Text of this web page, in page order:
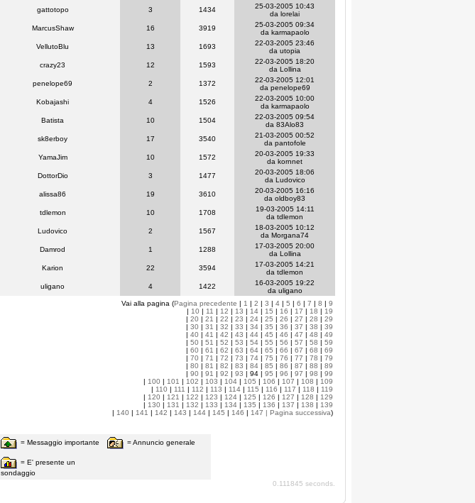
gattotopo 3 1434
25-03-2005 10:43
da lorelai
MarcusShaw 16 3919
25-03-2005 09:34
da karmapaolo
VellutoBlu 13 1693
22-03-2005 23:46
da utopia
crazy23 12 1593
22-03-2005 18:20
da Lollina
penelope69 2 1372
22-03-2005 12:01
da penelope69
Kobajashi 4 1526
22-03-2005 10:00
da karmapaolo
Batista 10 1504
22-03-2005 09:54
da 83Alo83
sk8erboy 17 3540
21-03-2005 00:52
da pantofole
YamaJim 10 1572
20-03-2005 19:33
da kornnet
DottorDio 3 1477
20-03-2005 18:06
da Ludovico
alissa86 19 3610
20-03-2005 16:16
da oldboy83
tdlemon 10 1708
19-03-2005 14:11
da tdlemon
Ludovico 2 1567
18-03-2005 10:12
da Morgana74
Damrod 1 1288
17-03-2005 20:00
da Lollina
Karion 22 3594
17-03-2005 14:21
da tdlemon
uligano 4 1422
16-03-2005 19:22
da uligano
Vai alla pagina (Pagina precedente | 1 | 2 | 3 | 4 | 5 | 6 | 7 | 8 | 9
| 10 | 11 | 12 | 13 | 14 | 15 | 16 | 17 | 18 | 19
| 20 | 21 | 22 | 23 | 24 | 25 | 26 | 27 | 28 | 29
| 30 | 31 | 32 | 33 | 34 | 35 | 36 | 37 | 38 | 39
| 40 | 41 | 42 | 43 | 44 | 45 | 46 | 47 | 48 | 49
| 50 | 51 | 52 | 53 | 54 | 55 | 56 | 57 | 58 | 59
| 60 | 61 | 62 | 63 | 64 | 65 | 66 | 67 | 68 | 69
| 70 | 71 | 72 | 73 | 74 | 75 | 76 | 77 | 78 | 79
| 80 | 81 | 82 | 83 | 84 | 85 | 86 | 87 | 88 | 89
| 90 | 91 | 92 | 93 | 94 | 95 | 96 | 97 | 98 | 99
| 100 | 101 | 102 | 103 | 104 | 105 | 106 | 107 | 108 | 109
| 110 | 111 | 112 | 113 | 114 | 115 | 116 | 117 | 118 | 119
| 120 | 121 | 122 | 123 | 124 | 125 | 126 | 127 | 128 | 129
| 130 | 131 | 132 | 133 | 134 | 135 | 136 | 137 | 138 | 139
| 140 | 141 | 142 | 143 | 144 | 145 | 146 | 147 | Pagina successiva)
= Messaggio importante
= E' presente un
sondaggio
= Annuncio generale
0.111845 seconds.